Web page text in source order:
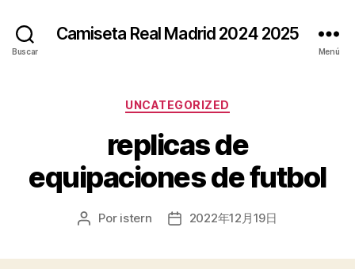
Buscar
Camiseta Real Madrid 2024 2025
Menú
Categorías
UNCATEGORIZED
replicas de
equipaciones de futbol
Autor
Por istern
Fecha2022年12月19日